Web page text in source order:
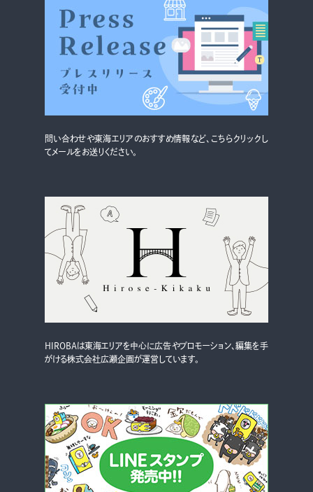
検索する
CLOSE
問い合わせや東海エリアのおすすめ情報など、こちらクリックし
てメールをお送りください。
HIROBAは東海エリアを中心に広告やプロモーション、編集を手
がける株式会社広瀬企画が運営しています。